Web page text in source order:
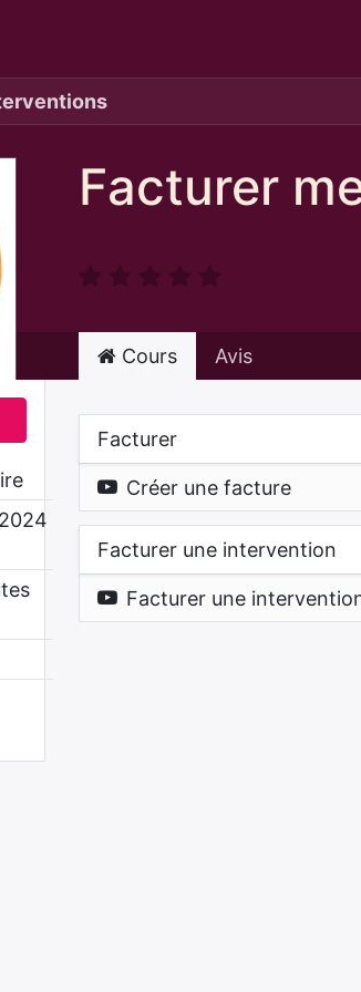
Facturer
Cours Avis
Facturer
Créer une facture
Facturer une intervention
Facturer une